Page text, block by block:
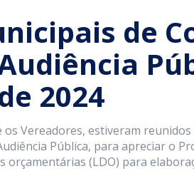
de
2024
Vereadores, estiveram
Pública, para apreciar o
(LDO) para